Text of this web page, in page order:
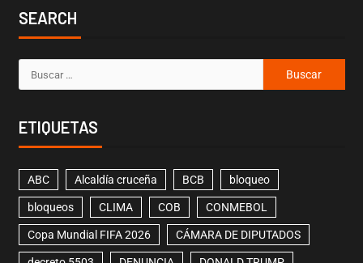
SEARCH
ETIQUETAS
ABC Alcaldía cruceña BCB bloqueo
bloqueos CLIMA COB CONMEBOL
Copa Mundial FIFA 2026 CÁMARA DE DIPUTADOS